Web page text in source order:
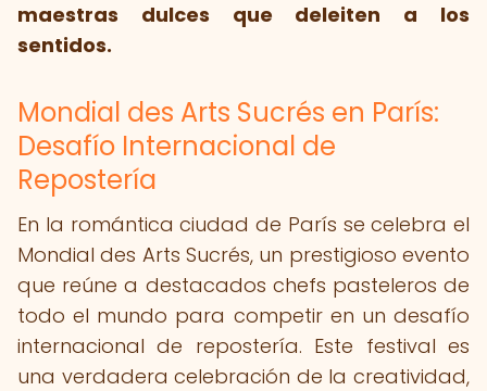
maestras dulces que deleiten a los
sentidos.
Mondial des Arts Sucrés en París:
Desafío Internacional de
Repostería
En la romántica ciudad de París se celebra el
Mondial des Arts Sucrés, un prestigioso evento
que reúne a destacados chefs pasteleros de
todo el mundo para competir en un desafío
internacional de repostería. Este festival es
una verdadera celebración de la creatividad,